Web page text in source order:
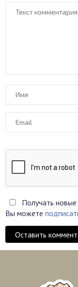
Получать
Вы можете
Оставить